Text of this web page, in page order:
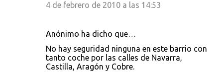
4 de febrero de 2010 a las 14:53
Anónimo ha dicho que…
No hay seguridad ninguna en este barrio con
tanto coche por las calles de Navarra,
Castilla, Aragón y Cobre.